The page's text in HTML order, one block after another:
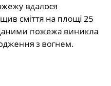
вдалося
сміття на площі 25
пожежа виникла
з вогнем.